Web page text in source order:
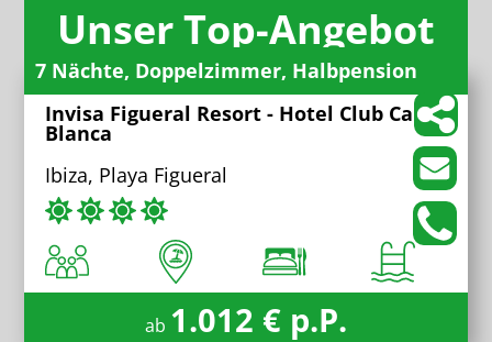
Unser Top-Angebot
7 Nächte, Doppelzimmer, Halbpension
Invisa Figueral Resort - Hotel Club Cala
Blanca
Ibiza, Playa Figueral
ab 1.012 € p.P.